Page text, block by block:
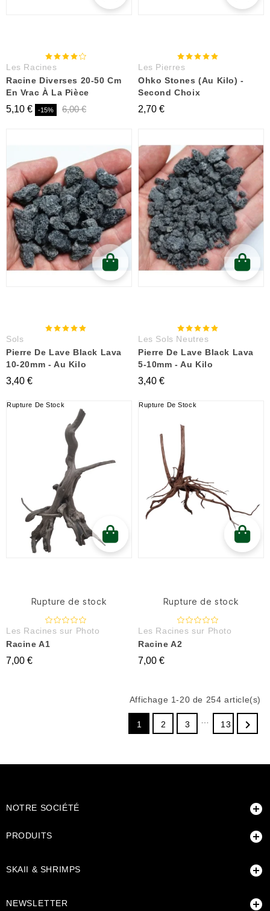
Les Racines
Racine Diverses 20-50 Cm
En Vrac À La Pièce
5,10 € -15% 6,00 €
Les Pierres
Ohko Stones (au Kilo) -
Second Choix
2,70 €
Sols
Pierre De Lave Black Lava
10-20mm - Au Kilo
3,40 €
Les Sols Neutres
Pierre De Lave Black Lava
5-10mm - Au Kilo
3,40 €
Rupture De Stock
Rupture de stock
Les Racines sur Photo
Racine A1
7,00 €
Rupture De Stock
Rupture de stock
Les Racines sur Photo
Racine A2
7,00 €
Affichage 1-20 de 254 article(s)
1 2 3 13 
NOTRE SOCIÉTÉ 
PRODUITS 
SKAII & SHRIMPS 
NEWSLETTER 